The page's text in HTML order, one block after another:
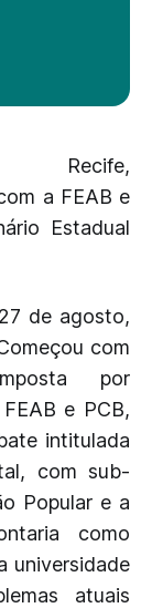
a FEAB e
Estadual
de agosto,
com
por
e PCB,
intitulada
com sub-
Popular e a
como
universidade
atuais